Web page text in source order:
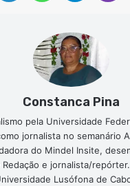
Constanca Pina
pela Universidade
jornalista no semanário
do Mindel Insite,
e jornalista/
Lusófona de